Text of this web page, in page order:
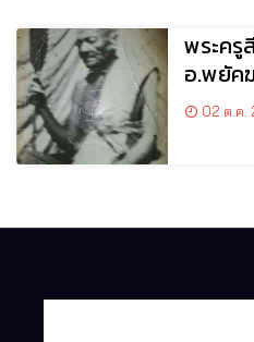
พระครู
อ.พยัค
02 ต.ค.